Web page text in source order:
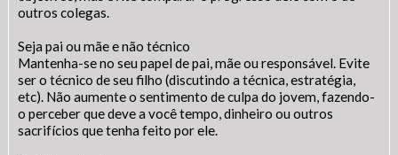
outros colegas.
Seja pai ou mãe e não técnico
Mantenha-se no seu papel de pai, mãe ou responsável. Evite
ser o técnico de seu filho (discutindo a técnica, estratégia,
etc). Não aumente o sentimento de culpa do jovem, fazendo-
o perceber que deve a você tempo, dinheiro ou outros
sacrifícios que tenha feito por ele.